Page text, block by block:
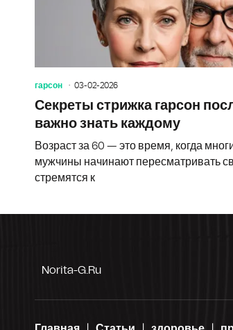
гарсон 03-02-2026
Секреты стрижка гарсон
важно знать каждому
Возраст за 60 — это время, когда
мужчины начинают пересматривать
стремятся к
Norita-G.ru